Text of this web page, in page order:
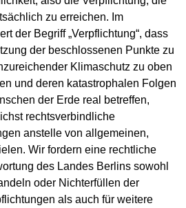
zu erreichen. Im
der Begriff „Verpflichtung“, dass
der beschlossenen Punkte zu
Klimaschutz zu oben
und deren katastrophalen Folgen
der Erde real betreffen,
rechtsverbindliche
anstelle von allgemeinen,
Wir fordern eine rechtliche
des Landes Berlins sowohl
oder Nichterfüllen der
als auch für weitere